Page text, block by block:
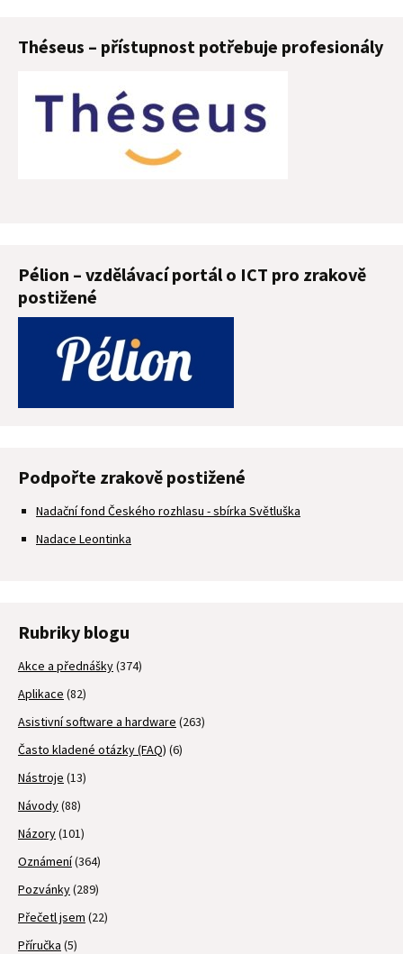
Théseus – přístupnost potřebuje profesionály
Pélion – vzdělávací portál o ICT pro zrakově
postižené
Podpořte zrakově postižené
Nadační fond Českého rozhlasu - sbírka Světluška
Nadace Leontinka
Rubriky blogu
Akce a přednášky(374)
Aplikace (82)
Asistivní software a hardware (263)
Často kladené otázky (FAQ) (6)
Nástroje (13)
Návody(88)
Názory(101)
Oznámení(364)
Pozvánky(289)
Přečetl jsem (22)
Příručka (5)